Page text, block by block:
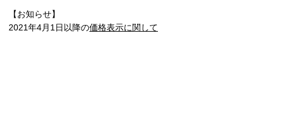
【お知らせ】
2021年4月1日以降の価格表示に関して